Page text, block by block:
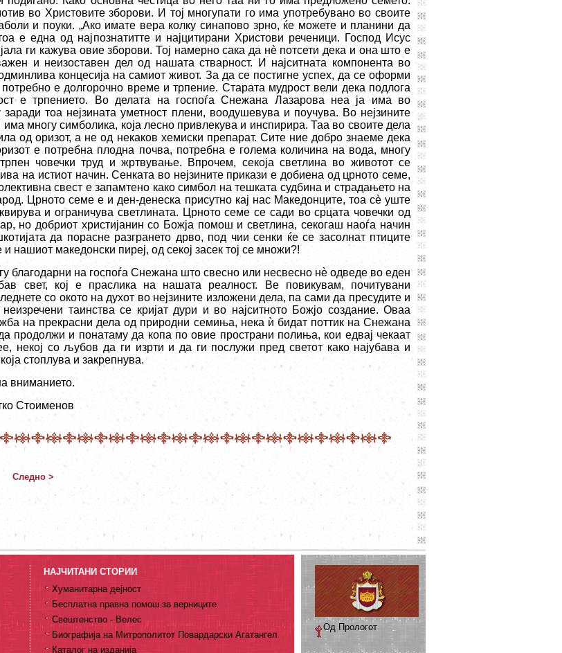
во Христовите зборови. И тој многупати го има употребувано во своите
и поуки. „Ако имате вера колку синапово зрно, ќе можете и планини да
е една од најпознатитте и најцитирани Христови реченици. Господ Исус
ги кажува овие зборови. Тој намерно сака да нèпотсети дека и она што е
и неизоставен дел од нашата стварност. И најситната компонента во
концесија на самиот живот. За да се постигне успех, да се оформи
потребно е долгорочно време и трпение. Старата мудрост вели дека подлога
е трпението. Во делата на госпоѓа Снежана Лазарова неа ја има во
заради тоа нејзината уметност плени, воодушевува и поучува. Во нејзините
има многу симболика, која лесно привлекува и инспирира. Таа во своите дела
од оризот, а не од некаков хемиски препарат. Сите ние добро знаеме дека
е потребна плодна почва, потребна е голема количина на вода, многу
човечки труд и жртвување. Впрочем, секоја светлина во животот се
на истиот начин. Сенката во нејзините прикази е добиена од црното семе,
свест е запамтено како симбол на тешката судбина и страдањето на
Црното семе е и ден-денеска присутно кај нас Македонците, тоа сèуште
и ограничува светлината. Црното семе се сади во срцата човечки од
но добриот христијанин со Божја помош и светлина, секогаш наоѓа начин
да порасне разгрането дрво, под чии сенки ќе се засолнат птиците
нашиот македонски пиреј, од секој засек тој се множи?!
благодарни на госпоѓа Снежана што свесно или несвесно нè одведе во еден
свет, кој е праслика на нашата реалност. Ве повикувам, почитувани
со окото на духот во нејзините изложени дела, па сами да пресудите и
неизречени таинства се кријат дури и во најситното Божјо создание. Оваа
на прекрасни дела од природни семиња, нека ѝ бидат поттик на Снежана
продолжи и понатаму да копа по овие пространи полиња, кои едвај чекаат
некој со љубов да ги изрти и да ги послужи пред светот како најубава и
стоплува и закрепнува.
вниманието.
Стоименов
Следно >
НАЈЧИТАНИ СТОРИИ
Хуманитарна дејност
Бесплатна правна помош за верниците
Свештенство - Велес
Биографија на Митрополитот Повардарски Агатангел
Каталог на изданија
Од Прологот